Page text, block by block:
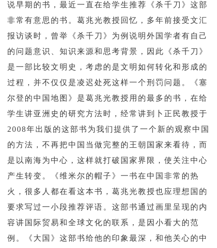
说早期的书，最近一直在给学生推荐《杀千刀》这部
非常有意思的书。葛兆光教授回忆，多年前接受文汇
报访谈时，曾举《杀千刀》为例说明外国学者有自己
的问题意识、知识来源和思考背景，因此《杀千刀》
是一部比较文明史，考虑的是文明如何转化和形成的
过程，并不仅仅是凌迟处死这样一个刑罚问题。《塞
尔登的中国地图》是葛兆光教授用的最多的书，在给
学生讲亚洲史的研究方法时，经常讲到卜正民教授于
2008年出版的这部书为我们提供了一个新的观察中国
的方法，不再把中国当做完整的王朝国家来看待，而
是以南海为中心，这样就打破国家界限，使关注中心
产生转变。《维米尔的帽子》一书在中国非常的热
火，很多人都在看这本书，葛兆光教授也应理想国的
要求写过一小段推荐评语。这部书通过画里呈现的内
容讲国际贸易和全球文化的联系，是因小看大的范
例。《大国》这部书给他的印象最深，和他关心的中